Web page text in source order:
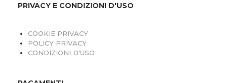
PRIVACY E CONDIZIONI D'USO
COOKIE PRIVACY
POLICY PRIVACY
CONDIZIONI D'USO